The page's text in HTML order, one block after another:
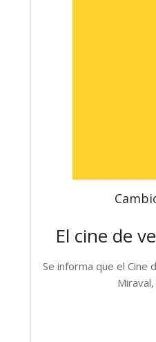
El cine de
Se informa que el Cine